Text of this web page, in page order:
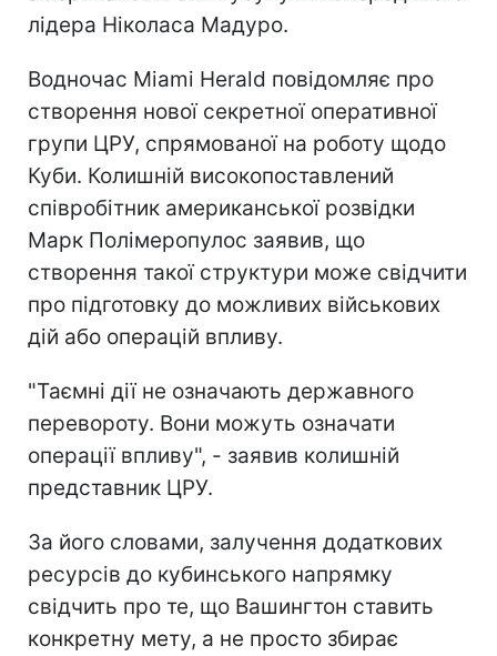
лідера Ніколаса Мадуро.
Водночас Miami Herald повідомляє про
створення нової секретної оперативної
групи ЦРУ, спрямованої на роботу щодо
Куби. Колишній високопоставлений
співробітник американської розвідки
Марк Полімеропулос заявив, що
створення такої структури може свідчити
про підготовку до можливих військових
дій або операцій впливу.
"Таємні дії не означають державного
перевороту. Вони можуть означати
операції впливу", - заявив колишній
представник ЦРУ.
За його словами, залучення додаткових
ресурсів до кубинського напрямку
свідчить про те, що Вашингтон ставить
конкретну мету, а не просто збирає